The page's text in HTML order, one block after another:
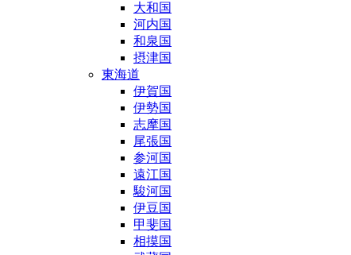
大和国
河内国
和泉国
摂津国
東海道
伊賀国
伊勢国
志摩国
尾張国
参河国
遠江国
駿河国
伊豆国
甲斐国
相摸国